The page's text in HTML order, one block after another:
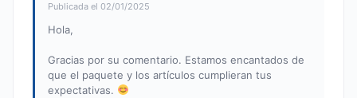
Publicada el 02/01/2025
Hola,
Gracias por su comentario. Estamos encantados de
que el paquete y los artículos cumplieran tus
expectativas.